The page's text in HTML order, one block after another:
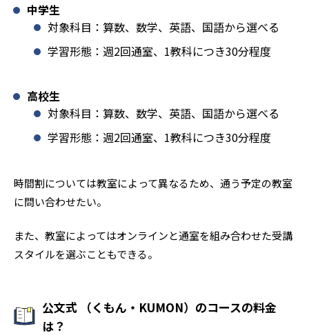
中学生
対象科目：算数、数学、英語、国語から選べる
学習形態：週2回通室、1教科につき30分程度
高校生
対象科目：算数、数学、英語、国語から選べる
学習形態：週2回通室、1教科につき30分程度
時間割については教室によって異なるため、通う予定の教室
に問い合わせたい。
また、教室によってはオンラインと通室を組み合わせた受講
スタイルを選ぶこともできる。
公文式 （くもん・KUMON）のコースの料金
は？